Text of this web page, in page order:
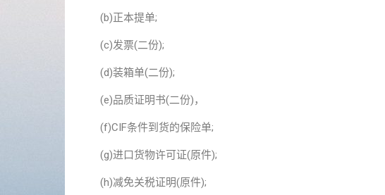
(b)正本提单;
(c)发票(二份);
(d)装箱单(二份);
(e)品质证明书(二份)，
(f)CIF条件到货的保险单;
(g)进口货物许可证(原件);
(h)减免关税证明(原件);